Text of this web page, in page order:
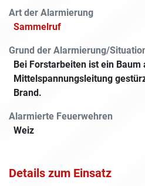
Art der Alarmierung
Sammelruf
Grund der Alarmierung/
Bei Forstarbeiten ist ein Baum
Mittelspannungsleitung
Brand.
Alarmierte Feuerwehren
Weiz
Details zum Einsatz